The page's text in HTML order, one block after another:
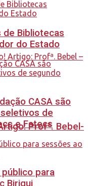
Profª. Bebel-
de Bibliotecas
do Estado
CASA são
de
e Fatecs
público para
Birigui